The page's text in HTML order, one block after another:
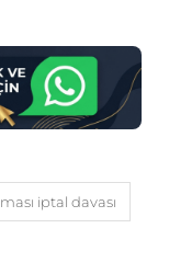
iptal davası